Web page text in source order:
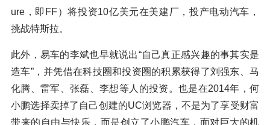
ure，即FF）将投资10亿美元在美建厂，投产电动汽车，
挑战特斯拉。
此外，易车的李斌也早就说出“自己真正感兴趣的事其实是
造车”，并凭借在科技圈和投资圈的积累获得了刘强东、马
化腾、雷军、张磊、李想等人的投资。也是在2014年，何
小鹏选择卖掉了自己创建的UC浏览器，不是为了享受财富
带来的自由与快乐，而是创立了小鹏汽车，面对巨大的机